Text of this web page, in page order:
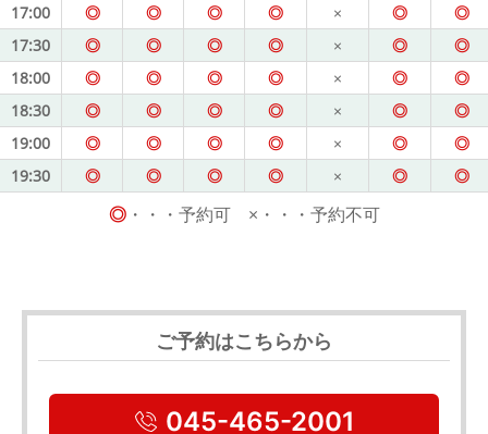
17:00
◎ ◎ ◎ ◎ × ◎
◎
17:30
◎ ◎ ◎ ◎ × ◎
◎
18:00
◎ ◎ ◎ ◎ × ◎
◎
18:30
◎ ◎ ◎ ◎ × ◎
◎
19:00
◎ ◎ ◎ ◎ × ◎
◎
19:30
◎ ◎ ◎ ◎ × ◎ ◎
◎・・・予約可 ×・・・予約不可
ご予約はこちらから
045-465-2001